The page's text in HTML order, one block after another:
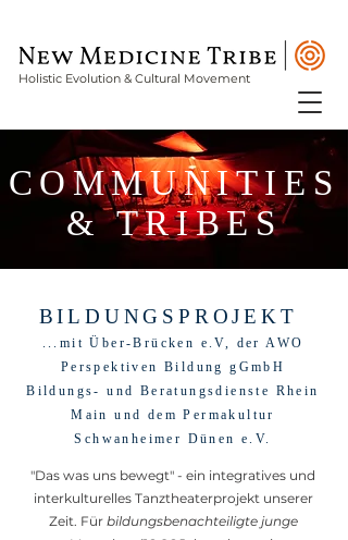
Holistic Evolution & Cultural Movement
COMMUNITIES
& TRIBES
BILDUNGSPROJEKT
...mit Über-Brücken e.V, der AWO
Perspektiven Bildung gGmbH
Bildungs- und Beratungsdienste Rhein
Main und dem Permakultur
Schwanheimer Dünen e.V.
"Das was uns bewegt" - ein integratives und
interkulturelles Tanztheaterprojekt unserer
Zeit. Für bildungsbenachteiligte junge